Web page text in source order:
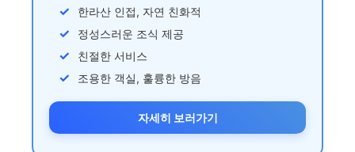
한라산 인접, 자연 친화적
정성스러운 조식 제공
친절한 서비스
조용한 객실, 훌륭한 방음
자세히 보러가기